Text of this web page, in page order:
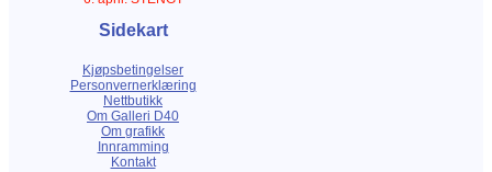
Sidekart
Kjøpsbetingelser
Personvernerklæring
Nettbutikk
Om Galleri D40
Om grafikk
Innramming
Kontakt